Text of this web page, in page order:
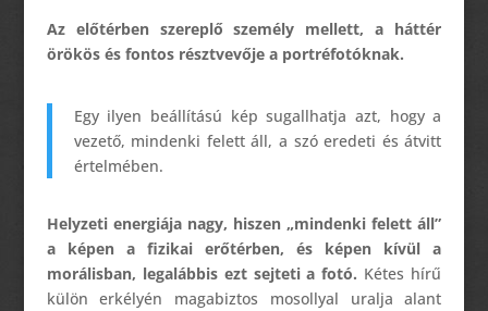
Az előtérben szereplő személy mellett, a háttér
örökös és fontos résztvevője a portréfotóknak.
Egy ilyen beállítású kép sugallhatja azt, hogy a
vezető, mindenki felett áll, a szó eredeti és átvitt
értelmében.
Helyzeti energiája nagy, hiszen „mindenki felett áll”
a képen a fizikai erőtérben, és képen kívül a
morálisban, legalábbis ezt sejteti a fotó. Kétes hírű
külön erkélyén magabiztos mosollyal uraljaalant